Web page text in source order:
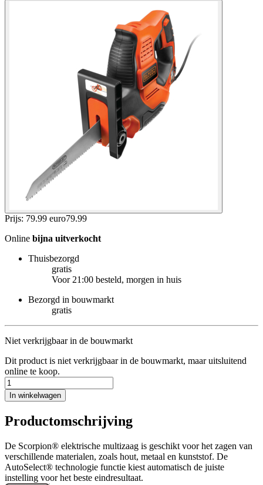
Prijs: 79.99 euro79.99
Online bijna uitverkocht
Thuisbezorgd
gratis
Voor 21:00 besteld, morgen in huis
Bezorgd in bouwmarkt
gratis
Niet verkrijgbaar in de bouwmarkt
Dit product is niet verkrijgbaar in de bouwmarkt, maar uitsluitend
online te koop.
In winkelwagen
Productomschrijving
De Scorpion® elektrische multizaag is geschikt voor het zagen van
verschillende materialen, zoals hout, metaal en kunststof. De
AutoSelect® technologie functie kiest automatisch de juiste
instelling voor het beste eindresultaat.